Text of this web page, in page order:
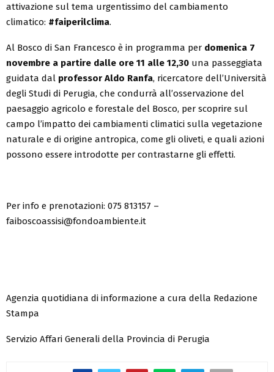
attivazione sul tema urgentissimo del cambiamento
climatico: #faiperilclima.
Al Bosco di San Francesco è in programma per domenica 7
novembre a partire dalle ore 11 alle 12,30 una passeggiata
guidata dal professor Aldo Ranfa, ricercatore dell’Università
degli Studi di Perugia, che condurrà all’osservazione del
paesaggio agricolo e forestale del Bosco, per scoprire sul
campo l’impatto dei cambiamenti climatici sulla vegetazione
naturale e di origine antropica, come gli oliveti, e quali azioni
possono essere introdotte per contrastarne gli effetti.
Per info e prenotazioni: 075 813157 –
faiboscoassisi@fondoambiente.it
Agenzia quotidiana di informazione a cura della Redazione
Stampa
Servizio Affari Generali della Provincia di Perugia